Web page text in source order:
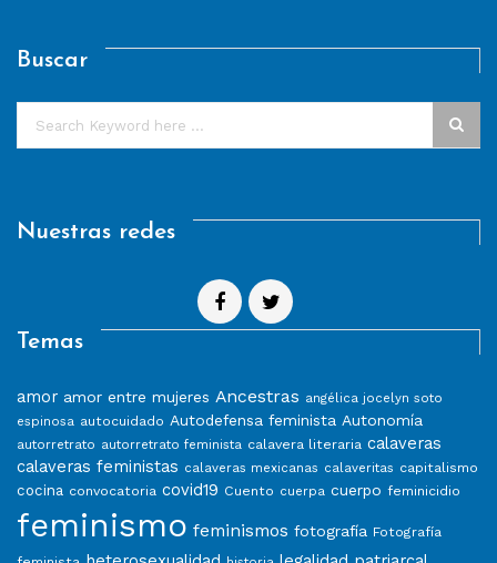
Buscar
Nuestras redes
Temas
amor amor entre mujeres Ancestras angélica jocelyn soto
espinosa autocuidado Autodefensa feminista Autonomía
autorretrato autorretrato feminista calavera literaria calaveras
calaveras feministas calaveras mexicanas calaveritas capitalismo
cocina convocatoria covid19 Cuento cuerpa cuerpo feminicidio
feminismo feminismos fotografía Fotografía